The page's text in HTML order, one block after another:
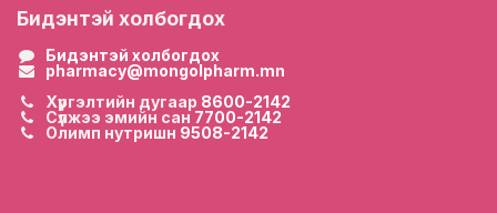
Бидэнтэй холбогдох
Бидэнтэй холбогдох
pharmacy@mongolpharm.mn
Хүргэлтийн дугаар 8600-2142
Сүлжээ эмийн сан 7700-2142
Олимп нутришн 9508-2142